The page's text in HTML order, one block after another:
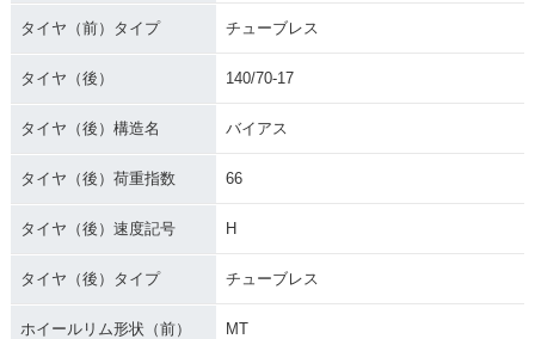
タイヤ（前）タイプ チューブレス
タイヤ（後） 140/70-17
タイヤ（後）構造名 バイアス
タイヤ（後）荷重指数 66
タイヤ（後）速度記号 H
タイヤ（後）タイプ チューブレス
ホイールリム形状（前） MT